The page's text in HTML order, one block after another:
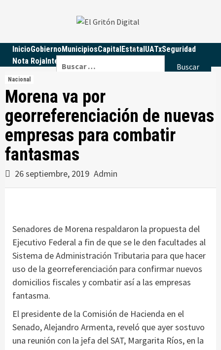
InicioGobiernoMunicipiosCapitalEstatalUATxSeguridad
Nota RojaInternacional
Buscar:
Nacional
Morena va por
georreferenciación de nuevas
empresas para combatir
fantasmas
26 septiembre, 2019 Admin
Senadores de Morena respaldaron la propuesta del
Ejecutivo Federal a fin de que se le den facultades al
Sistema de Administración Tributaria para que hacer
uso de la georreferenciación para confirmar nuevos
domicilios fiscales y combatir así a las empresas
fantasma.
El presidente de la Comisión de Hacienda en el
Senado, Alejandro Armenta, reveló que ayer sostuvo
una reunión con la jefa del SAT, Margarita Ríos, en la